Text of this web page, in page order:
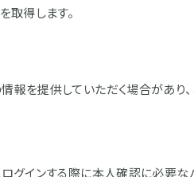
取得します。
報を提供していただく場合があり
ログインする際に本人確認に必要